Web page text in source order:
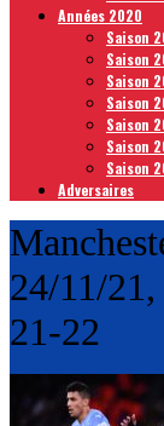
Années 2020
Saison
Saison
Saison
Saison
Saison
Saison
Saison
Adversaires
24/11/
21-22